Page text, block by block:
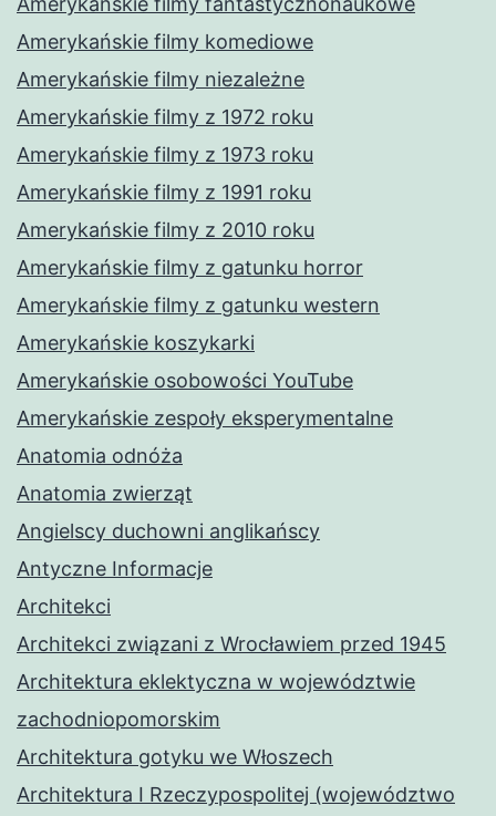
Amerykańskie filmy komediowe
Amerykańskie filmy niezależne
Amerykańskie filmy z 1972 roku
Amerykańskie filmy z 1973 roku
Amerykańskie filmy z 1991 roku
Amerykańskie filmy z 2010 roku
Amerykańskie filmy z gatunku horror
Amerykańskie filmy z gatunku western
Amerykańskie koszykarki
Amerykańskie osobowości YouTube
Amerykańskie zespoły eksperymentalne
Anatomia odnóża
Anatomia zwierząt
Angielscy duchowni anglikańscy
Antyczne Informacje
Architekci
Architekci związani z Wrocławiem przed 1945
Architektura eklektyczna w województwie
zachodniopomorskim
Architektura gotyku we Włoszech
Architektura I Rzeczypospolitej (województwo